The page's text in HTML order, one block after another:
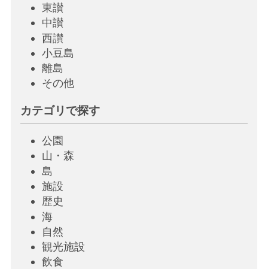
東讃
中讃
西讃
小豆島
離島
その他
カテゴリで探す
公園
山・森
島
施設
歴史
海
自然
観光施設
飲食